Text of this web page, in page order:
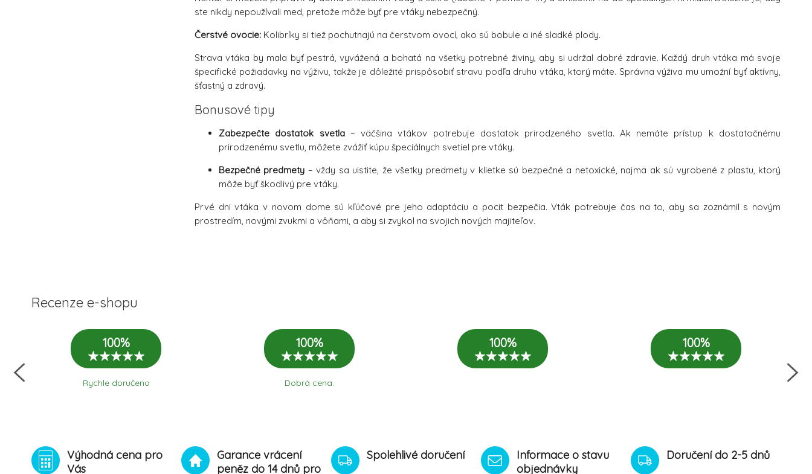
ste nikdy nepoužívali med, pretože môže byť pre vtáky nebezpečný.
Čerstvé ovocie: Kolibríky si tiež pochutnajú na čerstvom ovocí, ako sú bobule a iné sladké plody.
Strava vtáka by mala byť pestrá, vyvážená a bohatá na všetky potrebné živiny, aby si udržal dobré zdravie. Každý druh vtáka má svoje
špecifické požiadavky na výživu, takže je dôležité prispôsobiť stravu podľa druhu vtáka, ktorý máte. Správna výživa mu umožní byť aktívny,
šťastný a zdravý.
Bonusové tipy
Zabezpečte dostatok svetla– väčšina vtákov potrebuje dostatok prirodzeného svetla. Ak nemáte prístup k dostatočnému
prirodzenému svetlu, môžete zvážiť kúpu špeciálnych svetiel pre vtáky.
Bezpečné predmety – vždy sa uistite, že všetky predmety v klietke sú bezpečné a netoxické, najmä ak sú vyrobené z plastu, ktorý
môže byť škodlivý pre vtáky.
Prvé dni vtáka v novom dome sú kľúčové pre jeho adaptáciu a pocit bezpečia. Vták potrebuje čas na to, aby sa zoznámil s novým
prostredím, novými zvukmi a vôňami, a aby si zvykol na svojich nových majiteľov.
Recenze e-shopu
100%
Rychle doručeno
100%
Dobrá cena.
100% 100%
Výhodná cena pro
Vás
Garance vrácení
peněz do 14 dnů pro
Spolehlivé doručení
Informace o stavu
objednávky
Doručení do 2-5 dnů